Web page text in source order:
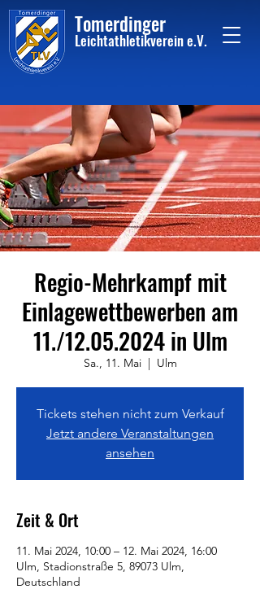
Tomerdinger
Leichtathletikvereine.V.
Regio-Mehrkampf mit
Einlagewettbewerben am
11./12.05.2024 in Ulm
Sa., 11. Mai
  |
Ulm
Tickets stehen nicht zum Verkauf
Jetzt andere Veranstaltungen
ansehen
Zeit & Ort
11. Mai 2024, 10:00 – 12. Mai 2024, 16:00
Ulm, Stadionstraße 5, 89073 Ulm,
Deutschland